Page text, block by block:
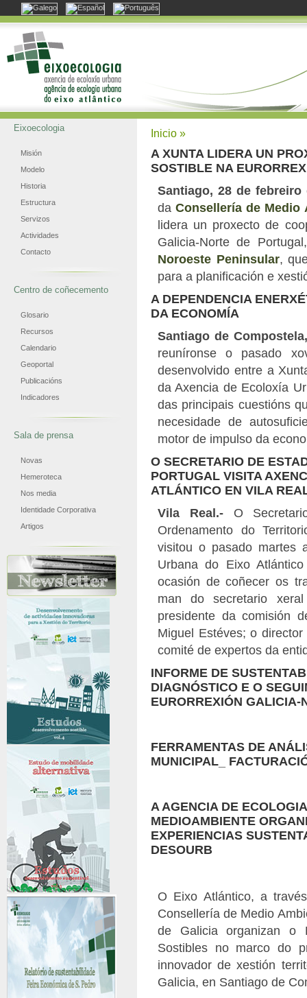
Eixoecologia
Misión
Modelo
Historia
Estructura
Servizos
Actividades
Contacto
Centro de coñecemento
Glosario
Recursos
Calendario
Geoportal
Publicacións
Indicadores
Sala de prensa
Novas
Hemeroteca
Nos media
Identidade Corporativa
Artigos
Inicio »
A XUNTA LIDERA UN
SOSTIBLE NA
Santiago, 28 de febreiro
daConsellería de Medio
lidera un proxecto de
Galicia-Norte de
Noroeste Peninsular,
para a planificación e
A DEPENDENCIA
DA ECONOMÍA
Santiago de
reuníronse o pasado
desenvolvido entre a
da Axencia de Ecoloxía
das principais cuestións
necesidade de
motor de impulso da
O SECRETARIO DE
PORTUGAL VISITA
ATLÁNTICO EN VILA
Vila Real.-O
Ordenamento do
visitou o pasado martes
Urbana do Eixo
ocasión de coñecer os
man do secretario
presidente da comisión
Miguel Estéves; o
comité de expertos da
INFORME DE
DIAGNÓSTICO E O
EURORREXIÓN GALICIA-
FERRAMENTAS DE
MUNICIPAL_
A AGENCIA DE
MEDIOAMBIENTE
EXPERIENCIAS
DESOURB
O Eixo Atlántico, a
Consellería de Medio
de Galicia organizan o
Sostibles no marco do
innovador de xestión
Galicia, en Santiago de